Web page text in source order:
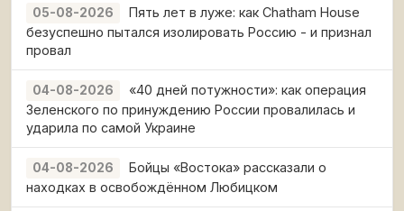
05-08-2026
Пять лет в луже: как Chatham House
безуспешно пытался изолировать Россию - и признал
провал
04-08-2026
«40 дней потужности»: как операция
Зеленского по принуждению России провалилась и
ударила по самой Украине
04-08-2026
Бойцы «Востока» рассказали о
находках в освобождённом Любицком